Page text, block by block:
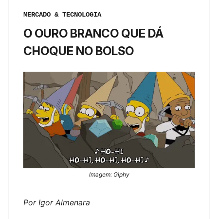
MERCADO & TECNOLOGIA
O OURO BRANCO QUE DÁ
CHOQUE NO BOLSO
Imagem: Giphy
Por Igor Almenara